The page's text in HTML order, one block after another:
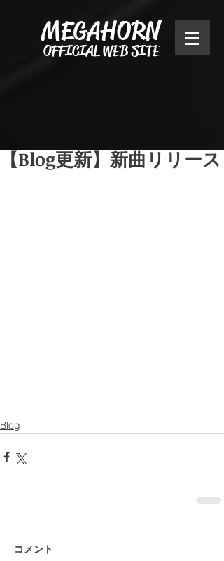
MEGAHORN
OFFICIAL WEB SITE
【Blog更新】新曲リリース
Blog
コメント